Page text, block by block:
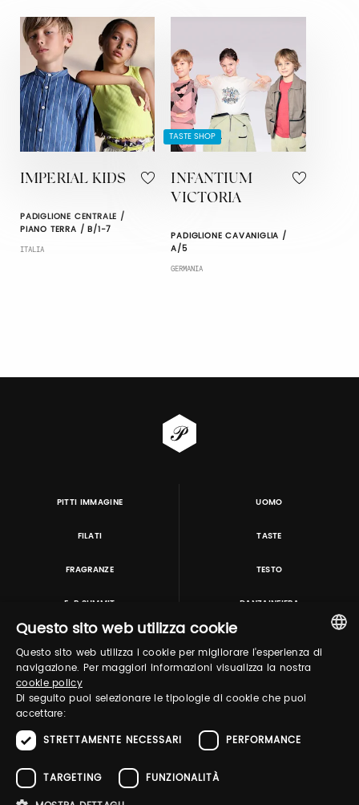
IMPERIAL KIDS
PADIGLIONE CENTRALE /
PIANO TERRA / B/1-7
ITALIA
TASTE SHOP
INFANTIUM
VICTORIA
PADIGLIONE CAVANIGLIA /
A/5
GERMANIA
PITTI IMMAGINE UOMO
FILATI TASTE
FRAGRANZE TESTO
E-P SUMMIT DANZAINFIERA
TUTORING & CONSULTING
ITALIAN
Questo sito web utilizza cookie
Questo sito web utilizza i cookie per migliorare l'esperienza di
navigazione. Per maggiori informazioni visualizza la nostra
cookie policy
Di seguito puoi selezionare le tipologie di cookie che puoi
accettare:
STRETTAMENTE NECESSARI
PERFORMANCE
TARGETING
FUNZIONALITÀ